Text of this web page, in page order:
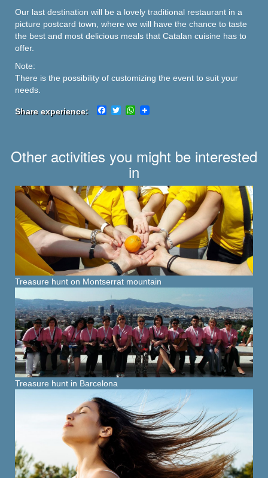
Our last destination will be a lovely traditional restaurant in a
picture postcard town, where we will have the chance to taste
the best and most delicious meals that Catalan cuisine has to
offer.
Note:
There is the possibility of customizing the event to suit your
needs.
Share experience: Facebook
TwitterWhatsApp
Other activities you might be interested
in
Treasure hunt on Montserrat mountain
Treasure hunt in Barcelona